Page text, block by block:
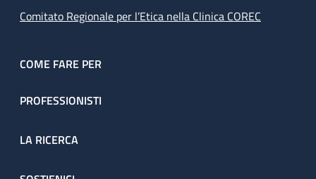
Comitato Regionale per l’Etica nella Clinica COREC
COME FARE PER
PROFESSIONISTI
LA RICERCA